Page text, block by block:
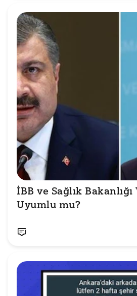
İBB ve Sağlık
Uyumlu mu?